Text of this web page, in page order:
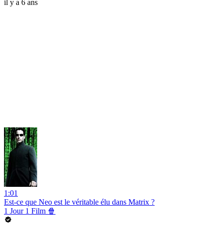
il y a 6 ans
1:01
Est-ce que Neo est le véritable élu dans Matrix ?
1 Jour 1 Film 🍿